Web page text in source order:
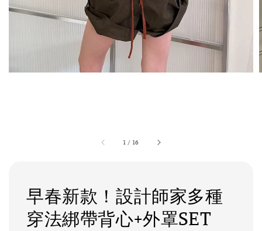
1 / 16
早春新款！設計師家多種
穿法綁帶背心+外罩SET